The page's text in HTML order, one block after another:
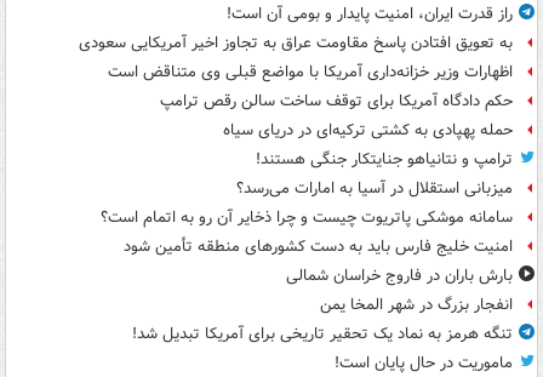
راز قدرت ایران، امنیت پایدار و بومی آن است!
به تعویق افتادن پاسخ مقاومت عراق به تجاوز اخیر آمریکایی سعودی
اظهارات وزیر خزانه‌داری آمریکا با مواضع قبلی وی متناقض است
حکم دادگاه آمریکا برای توقف ساخت سالن رقص ترامپ
حمله پهپادی به کشتی ترکیه‌ای در دریای سیاه
ترامپ و نتانیاهو جنایتکار جنگی هستند!
میزبانی استقلال در آسیا به امارات می‌رسد؟
سامانه موشکی پاتریوت چیست و چرا ذخایر آن رو به اتمام است؟
امنیت خلیج فارس باید به دست کشورهای منطقه تأمین شود
بارش باران در فاروج خراسان شمالی
انفجار بزرگ در شهر المخا یمن
تنگه هرمز به نماد یک تحقیر تاریخی برای آمریکا تبدیل شد!
ماموریت در حال پایان است!